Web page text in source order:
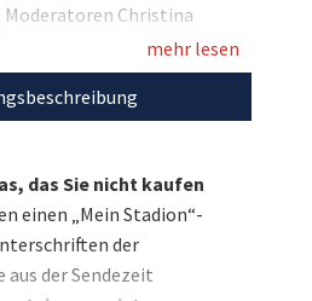
Moderatoren Christina
auf das jeweils
Spiel zurück und
die bevorstehenden
Saison sichern:
unserer großen
die wir gemeinsam
einen „Mein-Stadion“-
mehr lesen
das Sie nicht kaufen
einen „Mein Stadion“-
der
der Sendezeit